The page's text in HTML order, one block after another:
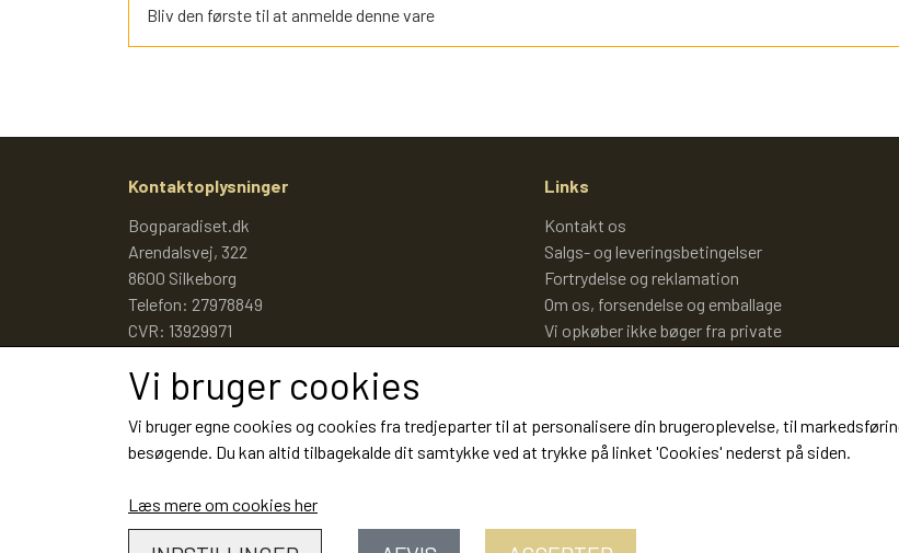
Bliv den første til at anmelde denne vare
Kontaktoplysninger
Bogparadiset.dk
Arendalsvej, 322
8600 Silkeborg
Telefon: 27978849
CVR: 13929971
Links
Kontakt os
Salgs- og leveringsbetingelser
Fortrydelse og reklamation
Om os, forsendelse og emballage
Vi opkøber ikke bøger fra private
Vi bruger cookies
Vi bruger egne cookies og cookies fra tredjeparter til at personalisere din brugeroplevelse, til
besøgende. Du kan altid tilbagekalde dit samtykke ved at trykke på linket 'Cookies' nederst på siden.
Læs mere om cookies her